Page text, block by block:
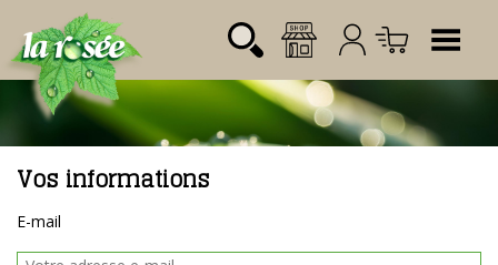
Login:
Mot de passe:
Désignation Référence
Vos informations
E-mail